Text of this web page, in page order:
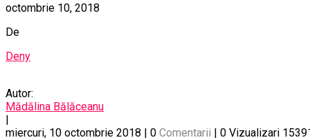
octombrie 10, 2018
De
Deny
Autor:
Mădălina Bălăceanu
|
miercuri, 10 octombrie 2018 | 0 Comentarii | 0 Vizualizari